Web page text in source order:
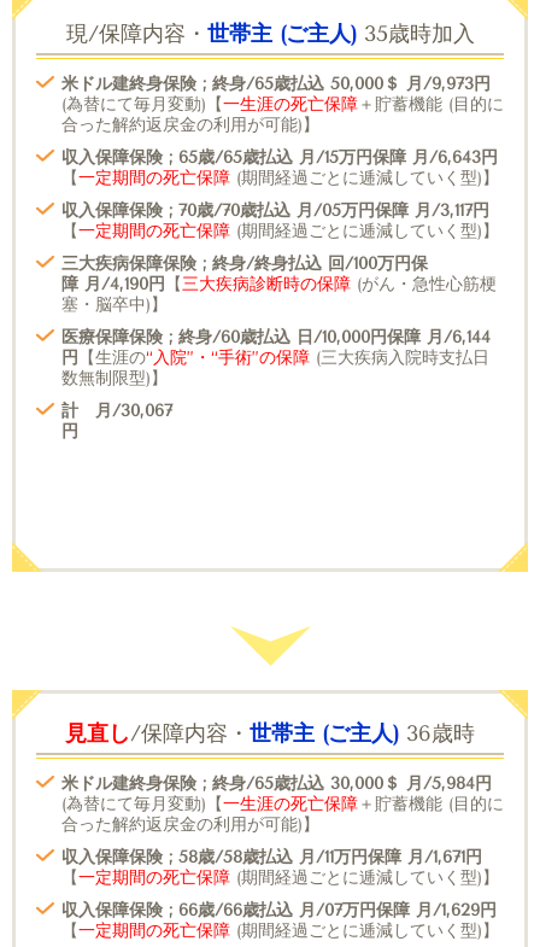
現/保障内容・ 世帯主 (ご主人)35歳時加入
米ドル建終身保険 ; 終身/65歳払込 50,000＄ 月/9,973円
(為替にて毎月変動)【一生涯の死亡保障＋貯蓄機能 (目的に
合った解約返戻金の利用が可能)】
収入保障保険 ; 65歳/65歳払込 月/15万円保障 月/6,643円
【一定期間の死亡保障 (期間経過ごとに逓減していく型)】
収入保障保険 ; 70歳/70歳払込 月/05万円保障 月/3,117円
【一定期間の死亡保障 (期間経過ごとに逓減していく型)】
三大疾病保障保険 ; 終身/終身払込 回/100万円保
障 月/4,190円
【三大疾病診断時の保障 (がん・急性心筋梗
塞・脳卒中)】
医療保障保険 ; 終身/60歳払込 日/10,000円保障 月/6,144
円
【生涯の“入院”・“手術”の保障 (三大疾病入院時支払日
数無制限型)】
計 月/30,067
円
見直し/保障内容・ 世帯主 (ご主人) 36歳時
米ドル建終身保険 ; 終身/65歳払込 30,000＄ 月/5,984円
(為替にて毎月変動)【一生涯の死亡保障＋貯蓄機能 (目的に
合った解約返戻金の利用が可能)】
収入保障保険 ; 58歳/58歳払込 月/11万円保障 月/1,671円
【一定期間の死亡保障 (期間経過ごとに逓減していく型)】
収入保障保険 ; 66歳/66歳払込 月/07万円保障 月/1,629円
【一定期間の死亡保障 (期間経過ごとに逓減していく型)】